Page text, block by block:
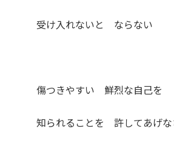
受け入れないと ならない
傷つきやすい 鮮烈な自己を
知られることを 許してあげな